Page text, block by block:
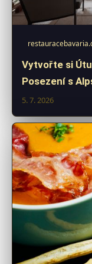
Vytvořte si
Posezení s
5. 7. 2026